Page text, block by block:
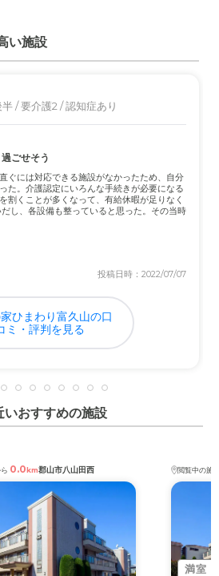
いて
だと思うので、信じるしかありませ
について
で、負担にならない場所だと思い
すいところでした。
金がかかっても仕方ないと思いま
い施設
/ 要介護2 / 認知症あり
ごせそう
ぐには対応できる施設がなかったため、自分
た。介護認定にいろんな手続きが必要になる
割くことが多くなって、有給休暇が足りなく
し、各設備も整っていると思った。その当時
投稿日時：2022/07/07
ひまわり富久山の口
ミ・評判を見る
いおすすめの施設
0.0km郡山市八山田西 閲覧中の施
満室